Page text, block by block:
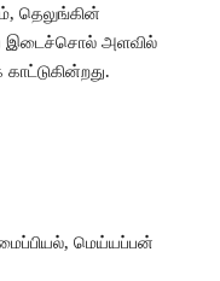
தெலுங்கின்
இடைச்சொல் அளவில்
மெய்யப்பன்